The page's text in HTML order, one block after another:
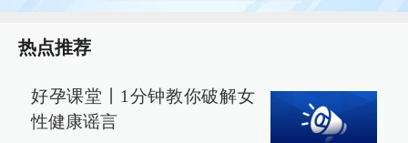
热点推荐
好孕课堂丨1分钟教你破解女
性健康谣言